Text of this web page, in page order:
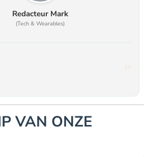
Redacteur Mark
(Tech & Wearables)
VAN ONZE